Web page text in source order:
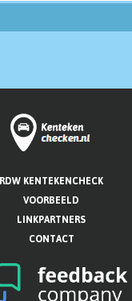
RDW KENTEKENCHECK
VOORBEELD
LINKPARTNERS
CONTACT